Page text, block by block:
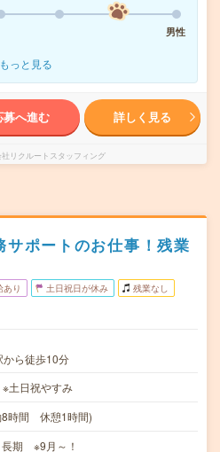
男性
もっと見る
募へ進む 詳しく見る
リクルートスタッフィング
サポートのお仕事！残業
あり 土日祝日が休み 残業なし
から徒歩10分
土日祝やすみ
8時間 休憩1時間)
期 ※9月～！